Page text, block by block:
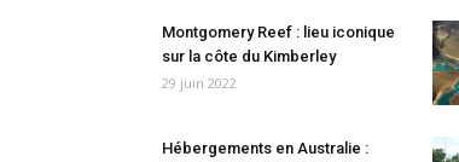
Montgomery Reef : lieu iconique
sur la côte du Kimberley
29 juin 2022
Hébergements en Australie :